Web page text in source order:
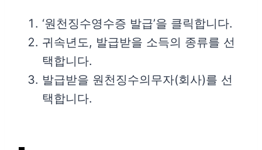
‘원천징수영수증 발급’을 클릭합니다.
귀속년도, 발급받을 소득의 종류를 선
택합니다.
발급받을 원천징수의무자(회사)를 선
택합니다.